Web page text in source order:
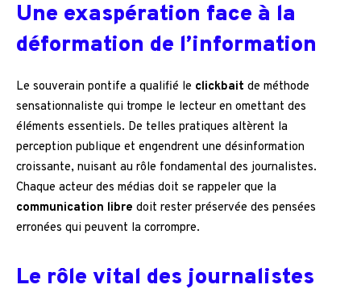
Une exaspération face à la
déformation de l’information
Le souverain pontife a qualifié le clickbait de méthode
sensationnaliste qui trompe le lecteur en omettant des
éléments essentiels. De telles pratiques altèrent la
perception publique et engendrent une désinformation
croissante, nuisant au rôle fondamental des journalistes.
Chaque acteur des médias doit se rappeler que la
communication libre doit rester préservée des pensées
erronées qui peuvent la corrompre.
Le rôle vital des journalistes